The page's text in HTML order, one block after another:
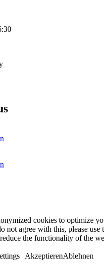
cookies to optimize
not agree with this, please use
the functionality of the
AkzeptierenAblehnen